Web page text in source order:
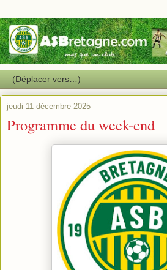
jeudi 11 décembre 2025
Programme du week-end